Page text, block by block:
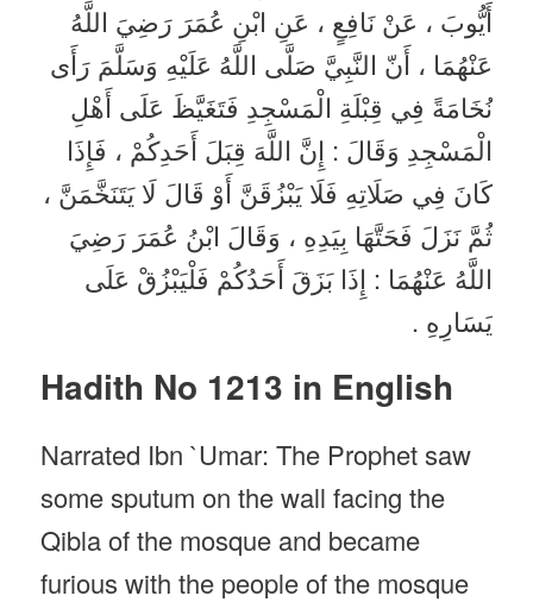
أَيُّوبَ ، عَنْ نَافِعٍ ، عَنِ ابْنِ عُمَرَ رَضِيَ اللَّهُ
عَنْهُمَا ، أَنّ النَّبِيَّ صَلَّى اللَّهُ عَلَيْهِ وَسَلَّمَ رَأَى
نُخَامَةً فِي قِبْلَةِ الْمَسْجِدِ فَتَغَيَّظَ عَلَى أَهْلِ
الْمَسْجِدِ وَقَالَ : إِنَّ اللَّهَ قِبَلَ أَحَدِكُمْ ، فَإِذَا
كَانَ فِي صَلَاتِهِ فَلَا يَبْزُقَنَّ أَوْ قَالَ لَا يَتَنَخَّمَنَّ ،
ثُمَّ نَزَلَ فَحَتَّهَا بِيَدِهِ ، وَقَالَ ابْنُ عُمَرَ رَضِيَ
اللَّهُ عَنْهُمَا : إِذَا بَزَقَ أَحَدُكُمْ فَلْيَبْزُقْ عَلَى
يَسَارِهِ .
Hadith No 1213 in English
Narrated Ibn `Umar: The Prophet saw
some sputum on the wall facing the
Qibla of the mosque and became
furious with the people of the mosque